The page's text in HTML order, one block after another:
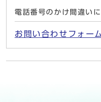
電話番号のかけ間違い
お問い合わせフォー